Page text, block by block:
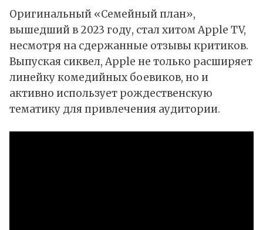
Оригинальный «Семейный план»,
вышедший в 2023 году, стал хитом Apple TV,
несмотря на сдержанные отзывы критиков.
Выпуская сиквел, Apple не только расширяет
линейку комедийных боевиков, но и
активно использует рождественскую
тематику для привлечения аудитории.